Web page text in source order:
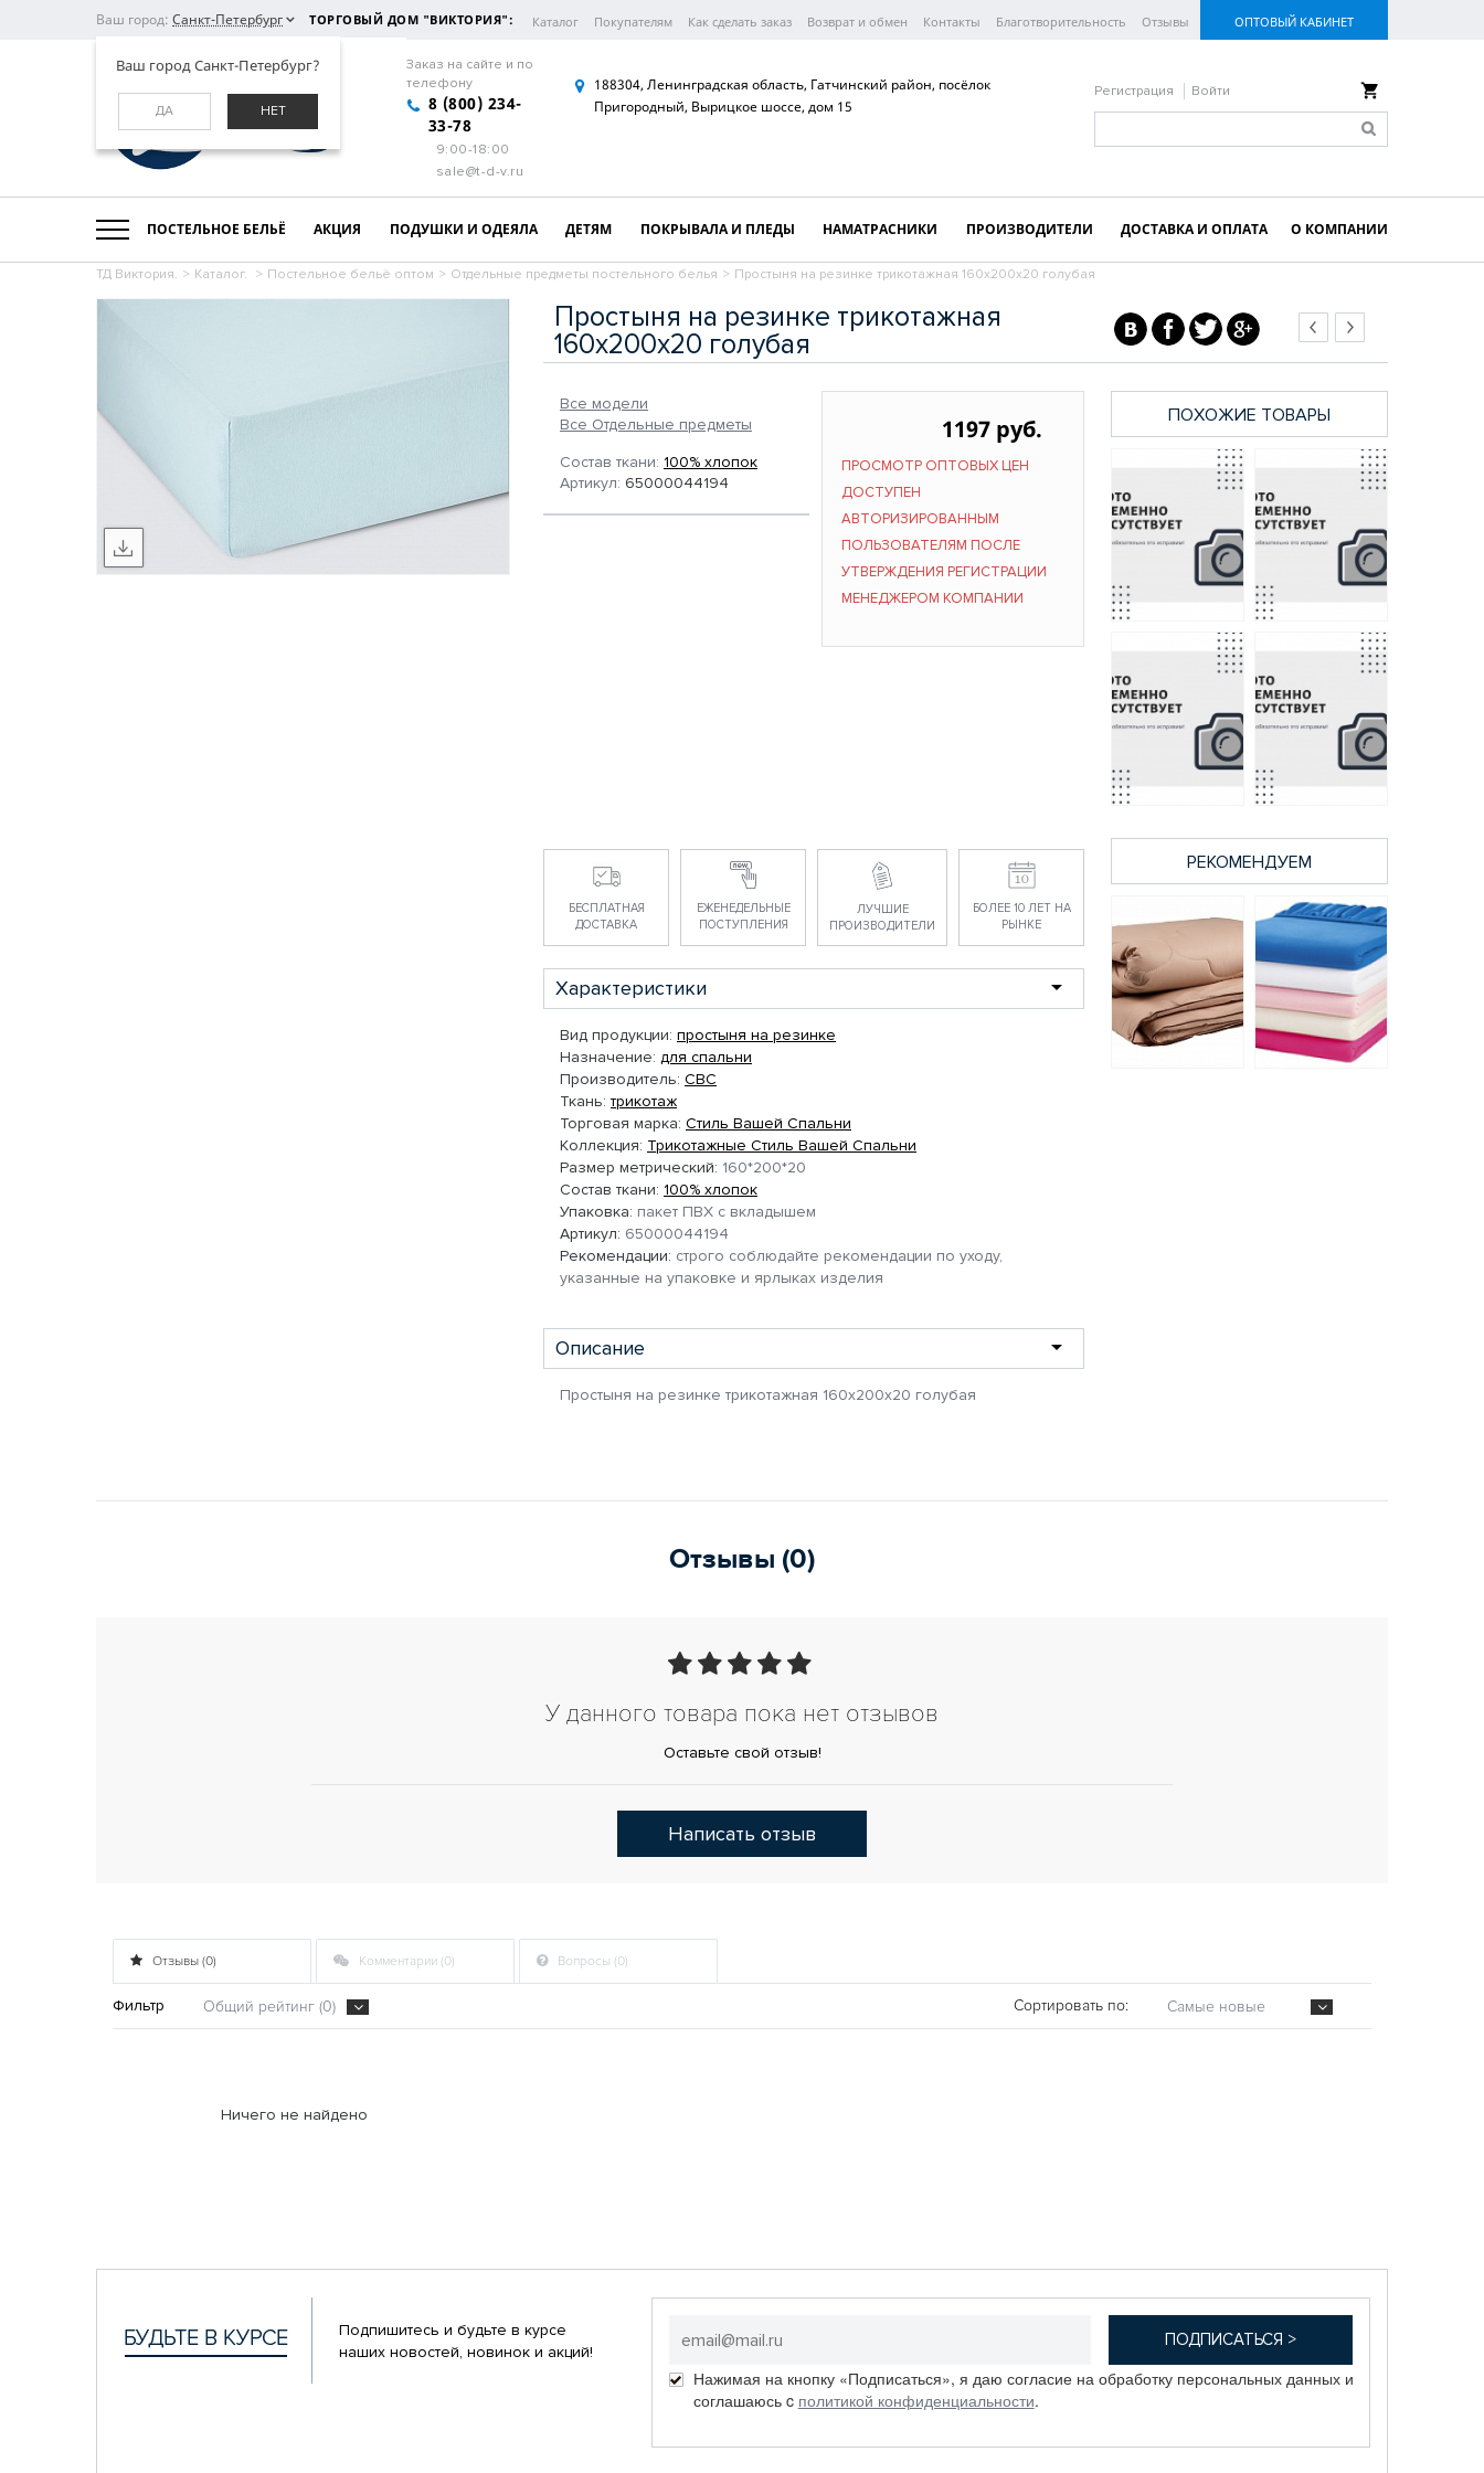
Ваш город: Санкт-Петербург
Ваш город Санкт-Петербург?
ДА НЕТ
ТОРГОВЫЙ ДОМ "ВИКТОРИЯ": Каталог Покупателям Как сделать заказ Возврат и обмен Контакты Благотворительность Отзывы ОПТОВЫЙ КАБИНЕТ
Заказ на сайте и по
телефону
8 (800) 234-
33-78
9:00-18:00
sale@t-d-v.ru
188304, Ленинградская область, Гатчинский район, посёлок
Пригородный, Вырицкое шоссе, дом 15
Регистрация Войти
ПОСТЕЛЬНОЕ БЕЛЬЁ АКЦИЯ ПОДУШКИ И ОДЕЯЛА ДЕТЯМ ПОКРЫВАЛА И ПЛЕДЫ НАМАТРАСНИКИ ПРОИЗВОДИТЕЛИ ДОСТАВКА И ОПЛАТА О КОМПАНИИ
ТД Виктория. > Каталог. > Постельное бельё оптом > Отдельные предметы постельного белья > Простыня на резинке трикотажная 160х200х20 голубая
Простыня на резинке трикотажная
160х200х20 голубая
Все модели
Все Отдельные предметы
Состав ткани: 100% хлопок
Артикул: 65000044194
1197 руб.
ПРОСМОТР ОПТОВЫХ ЦЕН
ДОСТУПЕН
АВТОРИЗИРОВАННЫМ
ПОЛЬЗОВАТЕЛЯМ ПОСЛЕ
УТВЕРЖДЕНИЯ РЕГИСТРАЦИИ
МЕНЕДЖЕРОМ КОМПАНИИ
БЕСПЛАТНАЯ
ДОСТАВКА
ЕЖЕНЕДЕЛЬНЫЕ
ПОСТУПЛЕНИЯ
ЛУЧШИЕ
ПРОИЗВОДИТЕЛИ
БОЛЕЕ 10 ЛЕТ НА
РЫНКЕ
Характеристики
Вид продукции: простыня на резинке
Назначение: для спальни
Производитель: СВС
Ткань: трикотаж
Торговая марка: Стиль Вашей Спальни
Коллекция: Трикотажные Стиль Вашей Спальни
Размер метрический: 160*200*20
Состав ткани: 100% хлопок
Упаковка: пакет ПВХ с вкладышем
Артикул: 65000044194
Рекомендации: строго соблюдайте рекомендации по уходу,
указанные на упаковке и ярлыках изделия
Описание
Простыня на резинке трикотажная 160х200х20 голубая
ПОХОЖИЕ ТОВАРЫ
Простыня на
резинке
трикотажная
140х200х20
оливковая
1101 руб.
Простыня на
резинке
трикотажная
160х200х20
оливковая
1197 руб.
Простыня на
резинке
140х200х20
1101 руб.
Простыня на
резинке
трикотажная
90х200х20
бежевая
850 руб.
РЕКОМЕНДУЕМ
Отзывы (0)
У данного товара пока нет отзывов
Оставьте свой отзыв!
Написать отзыв
Отзывы (0) Комментарии (0) Вопросы (0)
Фильтр Общий рейтинг (0) Сортировать по: Самые новые
Ничего не найдено
Подпишитесь и будьте в курсе
наших новостей, новинок и акций!
Нажимая на кнопку «Подписаться», я даю согласие на обработку персональных данных и
соглашаюсь c политикой конфиденциальности.